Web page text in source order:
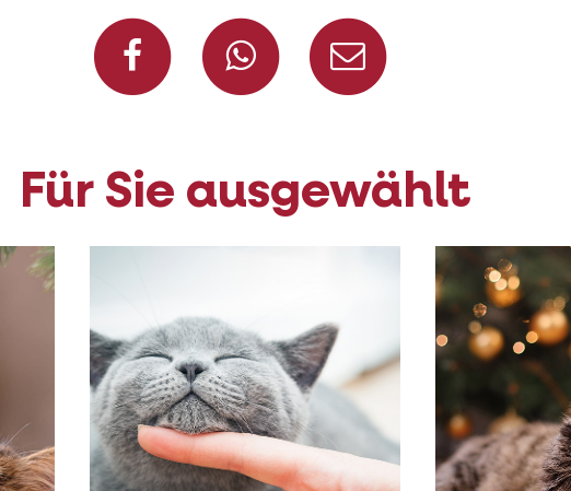
Auf Facebook teilen
Auf Whatsapp
Für Sie ausgewählt